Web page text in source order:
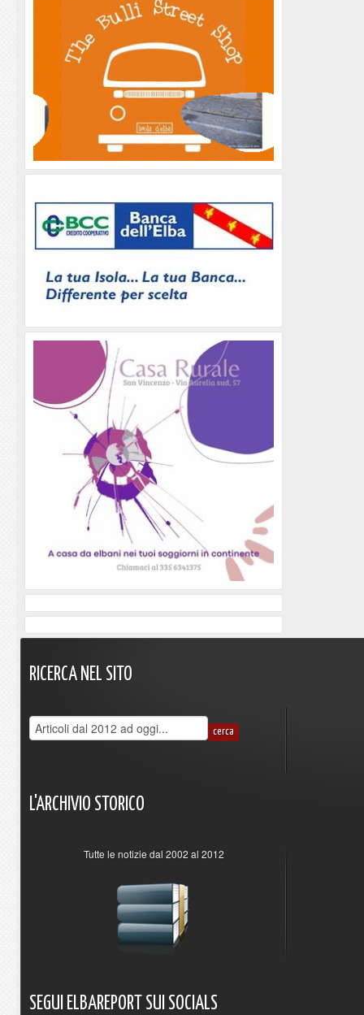
RICERCA NEL SITO
L'ARCHIVIO STORICO
Tutte le notizie dal 2002 al 2012
SEGUI ELBAREPORT SUI SOCIALS